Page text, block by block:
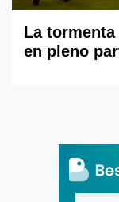
La
en pleno